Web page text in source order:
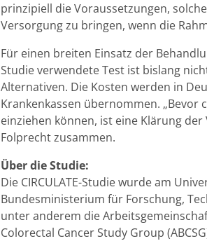
prinzipiell die Voraussetzungen,
Versorgung zu bringen, wenn die
Für einen breiten Einsatz der
Studie verwendete Test ist bislang
Alternativen. Die Kosten werden in
Krankenkassen übernommen.
einziehen können, ist eine Klärung
Folprecht zusammen.
Über die Studie:
Die CIRCULATE-Studie wurde am
Bundesministerium für Forschung,
unter anderem die
Colorectal Cancer Study Group